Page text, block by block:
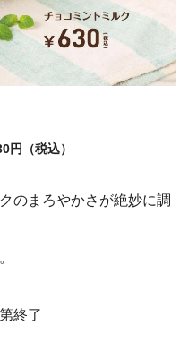
（税込）
のまろやかさが絶妙に調
終了